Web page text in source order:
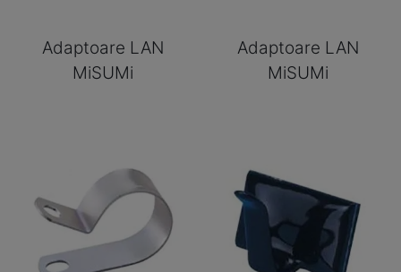
Adaptoare LAN
MiSUMi
Adaptoare LAN
MiSUMi